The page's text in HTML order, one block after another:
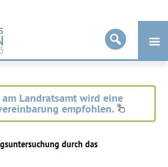
Landratsamt wird eine
empfohlen.
durch das